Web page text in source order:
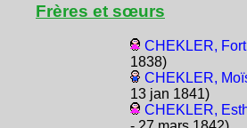
Frères et sœurs
CHEKLER,
1838)
CHEKLER,
13 jan 1841)
CHEKLER,